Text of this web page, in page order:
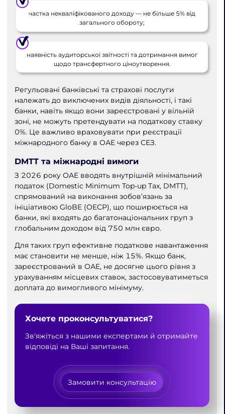
частка некваліфікованого доходу — не більше 5% від
загального обороту;
наявність аудиторської звітності та дотримання вимог
щодо трансфертного ціноутворення.
Регульовані банківські та страхові послуги
належать до виключених видів діяльності, і такі
банки, навіть якщо вони зареєстровані у вільній
зоні, не можуть претендувати на податкову ставку
0%. Це важливо враховувати при реєстрації
міжнародного банку в ОАЕ через СЕЗ.
DMTT та міжнародні вимоги
З 2026 року ОАЕ вводять внутрішній мінімальний
податок (Domestic Minimum Top-up Tax, DMTT),
спрямований на виконання зобов’язань за
ініціативою GloBE (ОЕСР), що поширюється на
банки, які входять до багатонаціональних груп з
глобальним доходом від 750 млн євро.
Для таких груп ефективне податкове навантаження
має становити не менше, ніж 15%. Якщо банк,
зареєстрований в ОАЕ, не досягне цього рівня з
урахуванням місцевих ставок, застосовуватиметься
доплата до вимогливого мінімуму.
Хочете проконсультуватися?
Зв'яжіться з нашими експертами й отримайте
відповіді на Ваші запитання.
Замовити консультацію